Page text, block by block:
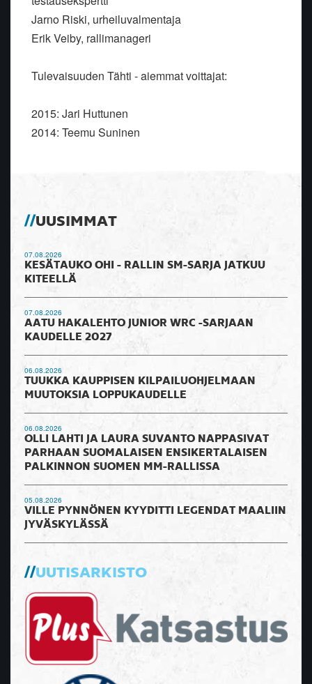
Jarno Riski, urheiluvalmentaja
Erik Veiby, rallimanageri
Tulevaisuuden Tähti - aiemmat voittajat:
2015: Jari Huttunen
2014: Teemu Suninen
UUSIMMAT
07.08.2026
KESÄTAUKO OHI - RALLIN SM-SARJA JATKUU
KITEELLÄ
07.08.2026
AATU HAKALEHTO JUNIOR WRC -SARJAAN
KAUDELLE 2027
06.08.2026
TUUKKA KAUPPISEN KILPAILUOHJELMAAN
MUUTOKSIA LOPPUKAUDELLE
06.08.2026
OLLI LAHTI JA LAURA SUVANTO NAPPASIVAT
PARHAAN SUOMALAISEN ENSIKERTALAISEN
PALKINNON SUOMEN MM-RALLISSA
05.08.2026
VILLE PYNNÖNEN KYYDITTI LEGENDAT MAALIIN
JYVÄSKYLÄSSÄ
UUTISARKISTO